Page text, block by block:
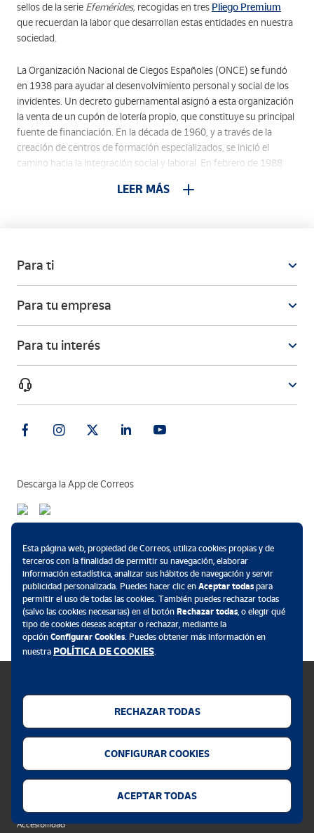
sellos de la serie Efemérides, recogidas en tres Pliego Premium
que recuerdan la labor que desarrollan estas entidades en nuestra
sociedad.
La Organización Nacional de Ciegos Españoles (ONCE) se fundó
en 1938 para ayudar al desenvolvimiento personal y social de los
invidentes. Un decreto gubernamental asignó a esta organización
la venta de un cupón de lotería propio, que constituye su principal
fuente de financiación. En la década de 1960, y a través de la
creación de centros de formación especializados, se inició el
camino hacia la integración social y laboral. En febrero de 1988
Personas con Discapacidad, cuyo fin consiste en realizar
Yolanda Estefanía
LEER MÁS
Para ti
Para tu empresa
Para tu interés
Descarga la App de Correos
Política de cookies
Privacidad web
Accesibilidad
Esta página web, propiedad de Correos, utiliza cookies propias y de
terceros con la finalidad de permitir su navegación, elaborar
información estadística, analizar sus hábitos de navegación y servir
publicidad personalizada. Puedes hacer clic en Aceptar todaspara
permitir el uso de todas las cookies. También puedes rechazar todas
(salvo las cookies necesarias) en el botón Rechazar todas, o elegir qué
tipo de cookies deseas aceptar o rechazar, mediante la
opción Configurar Cookies. Puedes obtener más información en
nuestra POLÍTICA DE COOKIES.
RECHAZAR TODAS
CONFIGURAR COOKIES
ACEPTAR TODAS